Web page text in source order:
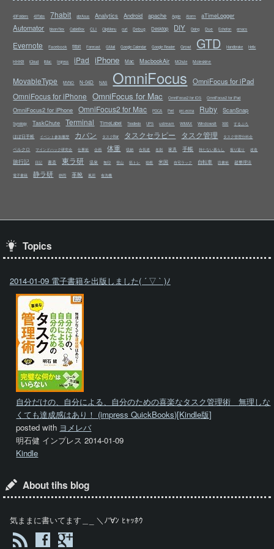
43Folders 43Tabs 7habit abrAsus Analytics Android apache Apple Aterm aTimeLogger
Automator bison/flex CableBox CLI ClipMenu curl Debug Desktop DIY Doing Due Echofon emacs
Evernote Facebook fitbit Forecast GMail Google Calendar Google Reader Growl GTD Handbrake Helix
HHKB iCloud iMac Ingress iPad iPhone Mac MacbookAir MChute Moleskine
MovableType MVNO N-04D NAS OmniFocus OmniFocus for iPad
OmniFocus for iPhone OmniFocus for Mac OmniFocus2 for iOS OmniFocus2 for iPad
OmniFocus2 for iPhone OmniFocus2 for Mac PDCA Perl prc-ecma Ruby ScanSnap
Synology TaskChute Terminal TimeLabel Toodledo UPS ustream WiMAX Windows8 X60 するぷろ
ほぼ日手帳 イベント参加履歴 カバン タスクBar タスクセラピー タスク管理 タスク管理分科会
ベルクロ マインドハック研究会 仕事術 企画 体重 収納 合気道 名刺 家具 手帳 持たない暮らし 振り返り 改造
旅行記 日記 書斎 東ラ研 温泉 無印 登山 筋トレ 箱根 米国 自宅ラック 自転車 読書術 超整理法
電子書籍 静ラ研 静岡 革靴 風邪 食洗機
Topics
2014-01-09 電子書籍を出版しました( ´ ▽ ` )ﾉ
自分だけの、自分による、自分のための喜楽なタスク管理術 無理しな
くても達成感はあり！ (impress QuickBooks)[Kindle版]
posted with ヨメレバ
明石健 インプレス 2014-01-09
Kindle
About tihs blog
気ままに書いてます＿_ ＼ﾉ'∀ﾝ ﾋｬｯﾎｳ